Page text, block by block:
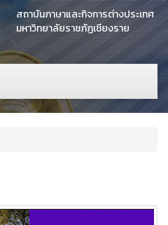
สถาบันภาษาและกิจการต่างประเทศ
มหาวิทยาลัยราชภัฏเชียงราย